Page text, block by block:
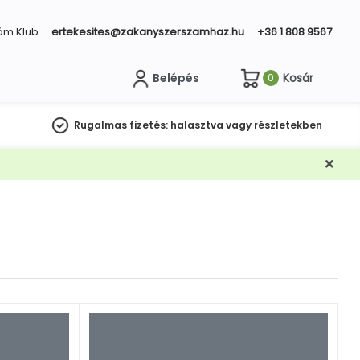
Klub ertekesites@zakanyszerszamhaz.hu +36 1 808 9567
Belépés 0 Kosár
Rugalmas fizetés: halasztva vagy részletekben